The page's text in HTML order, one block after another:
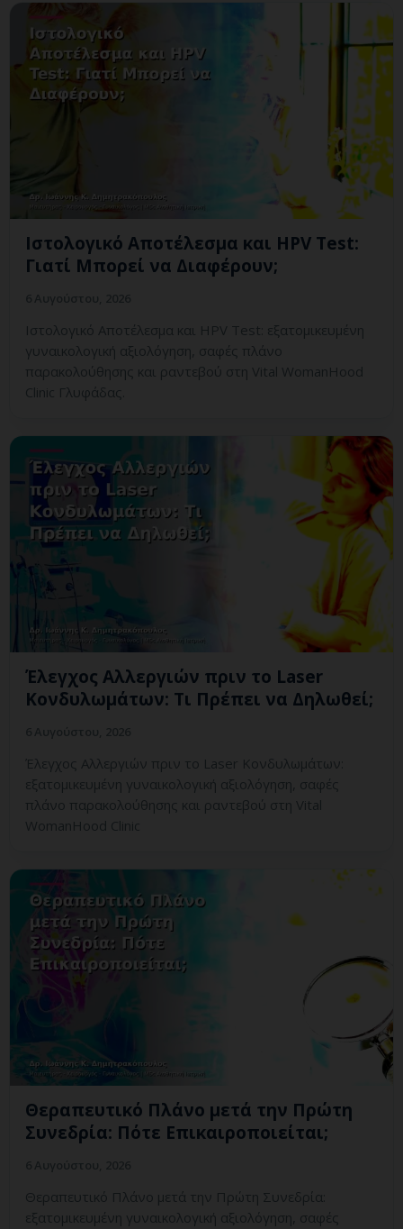
Ιστολογικό Αποτέλεσμα και HPV Test:
Γιατί Μπορεί να Διαφέρουν;
Ιστολογικό Αποτέλεσμα και HPV Test: εξατομικευμένη
γυναικολογική αξιολόγηση, σαφές πλάνο
παρακολούθησης και ραντεβού στη Vital WomanHood
Clinic Γλυφάδας.
Έλεγχος Αλλεργιών πριν το Laser
Κονδυλωμάτων: Τι Πρέπει να Δηλωθεί;
Έλεγχος Αλλεργιών πριν το Laser Κονδυλωμάτων:
εξατομικευμένη γυναικολογική αξιολόγηση, σαφές
πλάνο παρακολούθησης και ραντεβού στη Vital
WomanHood Clinic
Θεραπευτικό Πλάνο μετά την Πρώτη
Συνεδρία: Πότε Επικαιροποιείται;
Θεραπευτικό Πλάνο μετά την Πρώτη Συνεδρία:
εξατομικευμένη γυναικολογική αξιολόγηση, σαφές